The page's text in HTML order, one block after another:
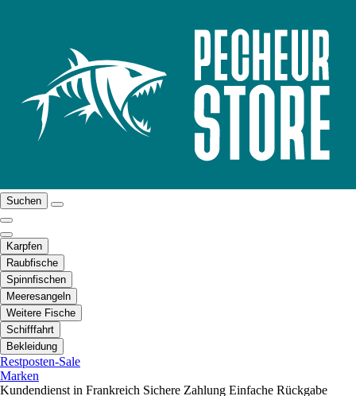
Suchen
Karpfen
Raubfische
Spinnfischen
Meeresangeln
Weitere Fische
Schifffahrt
Bekleidung
Restposten-Sale
Marken
Kundendienst in Frankreich Sichere Zahlung Einfache Rückgabe